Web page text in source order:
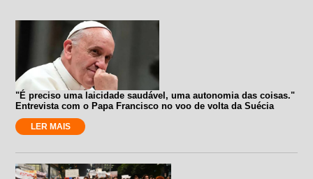
"É preciso uma laicidade saudável, uma autonomia das coisas."
Entrevista com o Papa Francisco no voo de volta da Suécia
LER MAIS